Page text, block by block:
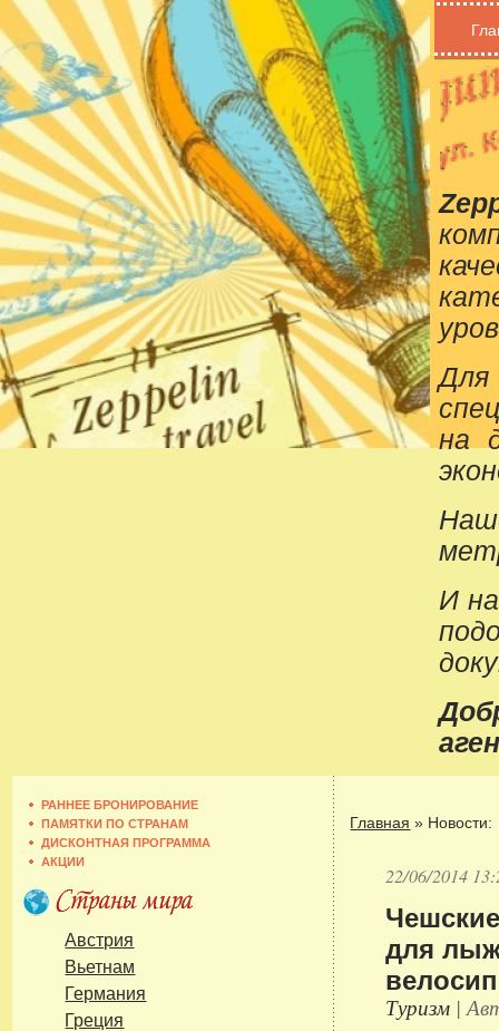
на
И
РАННЕЕ БРОНИРОВАНИЕ
ПАМЯТКИ ПО СТРАНАМ
ДИСКОНТНАЯ ПРОГРАММА
АКЦИИ
Австрия
Вьетнам
Германия
Греция
Главная » Новости:
22/06/2014
для
Туризм |